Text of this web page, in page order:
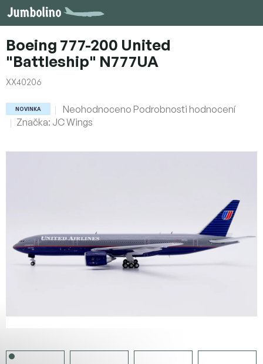
Přejít
na
Boeing 777-200 United
"Battleship" N777UA
XX40206
NOVINKA
Průměrné
hodnocení
Neohodnoceno Podrobnosti hodnocení
Značka: JC Wings